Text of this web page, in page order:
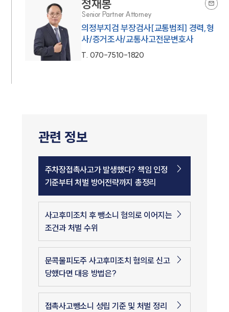
정재봉
Senior Partner Attorney
의정부지검 부장검사[교통범죄] 경력,형
사/증거조사/교통사고전문변호사
T. 070-7510-1820
관련 정보
주차장접촉사고가 발생했다? 책임 인정
기준부터 처벌 방어전략까지 총정리
사고후미조치 후 뺑소니 혐의로 이어지는
조건과 처벌 수위
문콕물피도주 사고후미조치 혐의로 신고
당했다면 대응 방법은?
접촉사고뺑소니 성립 기준 및 처벌 정리